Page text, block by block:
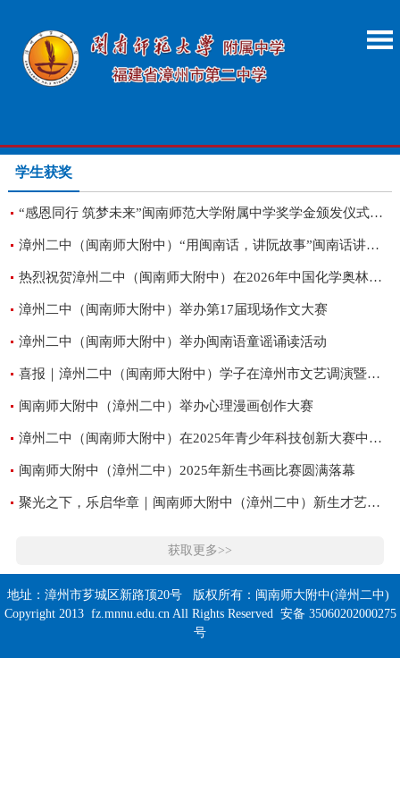
学生获奖
“感恩同行 筑梦未来”闽南师范大学附属中学奖学金颁发仪式暨表彰大会
漳州二中（闽南师大附中）“用闽南话，讲阮故事”闽南话讲故事比赛圆满落幕
热烈祝贺漳州二中（闽南师大附中）在2026年中国化学奥林匹克（福建省赛区）预赛中喜获佳绩！
漳州二中（闽南师大附中）举办第17届现场作文大赛
漳州二中（闽南师大附中）举办闽南语童谣诵读活动
喜报｜漳州二中（闽南师大附中）学子在漳州市文艺调演暨闽南语歌手赛中荣获多项大奖
闽南师大附中（漳州二中）举办心理漫画创作大赛
漳州二中（闽南师大附中）在2025年青少年科技创新大赛中荣获佳绩
闽南师大附中（漳州二中）2025年新生书画比赛圆满落幕
聚光之下，乐启华章｜闽南师大附中（漳州二中）新生才艺大赛器乐・舞蹈专场总决赛圆满落幕
获取更多>>
地址：漳州市芗城区新路顶20号 版权所有：闽南师大附中(漳州二中)
Copyright 2013 fz.mnnu.edu.cn All Rights Reserved 安备 35060202000275
号